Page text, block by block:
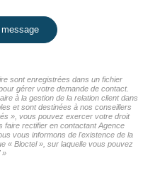
sont enregistrées dans un fichier
gérer votre demande de contact.
à la gestion de la relation client dans
et sont destinées à nos conseillers
», vous pouvez exercer votre droit
rectifier en contactant Agence
vous informons de l'existence de la
« Bloctel », sur laquelle vous pouvez
»